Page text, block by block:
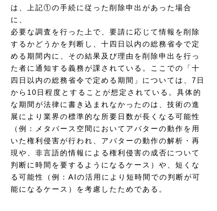
は、上記①の手続に従った削除申出があった場合
に、
必要な調査を行った上で、要請に応じて情報を削除
するかどうかを判断し、十四日以内の総務省令で定
める期間内に、その結果及び理由を削除申出を行っ
た者に通知する義務が課されている。ここでの「十
四日以内の総務省令で定める期間」については、7日
から10日程度とすることが想定されている。具体的
な期間が法律に書き込まれなかったのは、技術の進
展により業界の標準的な所要日数が長くなる可能性
（例：メタバース空間においてアバターの動作を用
いた権利侵害が行われ、アバターの動作の解析・再
現や、非言語的情報による権利侵害の成否について
判断に時間を要するようになるケース）や、短くな
る可能性（例：AIの活用により短時間での判断が可
能になるケース）を考慮したためである。